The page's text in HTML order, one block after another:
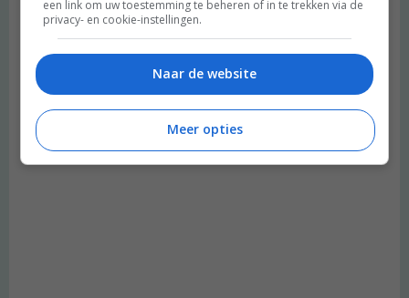
een link om uw toestemming te beheren of in te trekken via de
privacy- en cookie-instellingen.
Naar de website
Meer opties